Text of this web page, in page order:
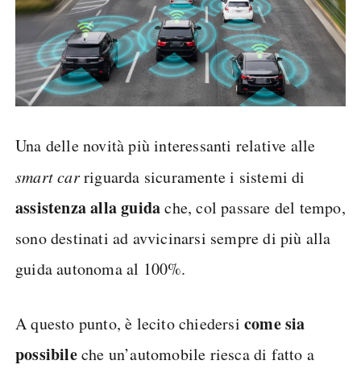
Una delle novità più interessanti relative alle
smart carriguarda sicuramente i sistemi di
assistenza alla guidache, col passare del tempo,
sono destinati ad avvicinarsi sempre di più alla
guida autonoma al 100%.
A questo punto, è lecito chiedersi come sia
possibileche un’automobile riesca di fatto a